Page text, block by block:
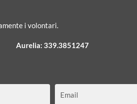
i volontari.
Aurelia: 339.3851247